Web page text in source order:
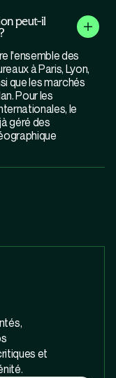
peut-il
l'ensemble des
à Paris, Lyon,
que les marchés
Pour les
le
géré des
et